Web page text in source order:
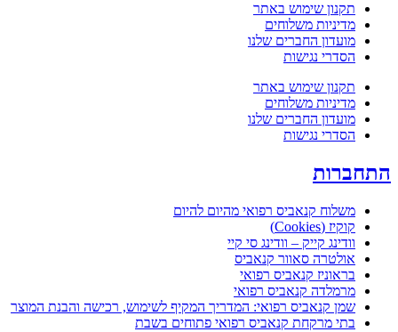
תקנון שימוש באתר
מדיניות משלוחים
מועדון החברים שלנו
הסדרי נגישות
תקנון שימוש באתר
מדיניות משלוחים
מועדון החברים שלנו
הסדרי נגישות
משלוח קנאביס רפואי מהיום להיום
קוקיז (Cookies)
וודינג קייק – וודינג סי קיי
אולטרה סאוור קנאביס
בראוניז קנאביס רפואי
מרמלדה קנאביס רפואי
שמן קנאביס רפואי: המדריך המקיף לשימוש, רכישה והבנת המוצר
בתי מרקחת קנאביס רפואי פתוחים בשבת